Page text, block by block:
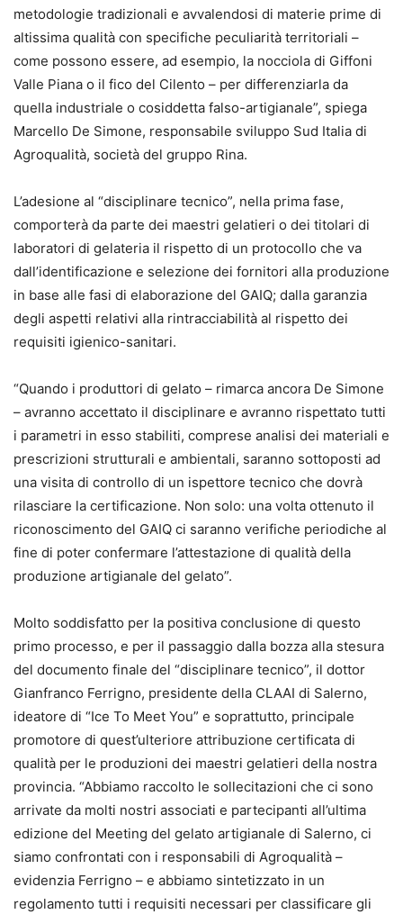
metodologie tradizionali e avvalendosi di materie prime di
altissima qualità con specifiche peculiarità territoriali –
come possono essere, ad esempio, la nocciola di Giffoni
Valle Piana o il fico del Cilento – per differenziarla da
quella industriale o cosiddetta falso-artigianale”, spiega
Marcello De Simone, responsabile sviluppo Sud Italia di
Agroqualità, società del gruppo Rina.
L’adesione al “disciplinare tecnico”, nella prima fase,
comporterà da parte dei maestri gelatieri o dei titolari di
laboratori di gelateria il rispetto di un protocollo che va
dall’identificazione e selezione dei fornitori alla produzione
in base alle fasi di elaborazione del GAIQ; dalla garanzia
degli aspetti relativi alla rintracciabilità al rispetto dei
requisiti igienico-sanitari.
“Quando i produttori di gelato – rimarca ancora De Simone
– avranno accettato il disciplinare e avranno rispettato tutti
i parametri in esso stabiliti, comprese analisi dei materiali e
prescrizioni strutturali e ambientali, saranno sottoposti ad
una visita di controllo di un ispettore tecnico che dovrà
rilasciare la certificazione. Non solo: una volta ottenuto il
riconoscimento del GAIQ ci saranno verifiche periodiche al
fine di poter confermare l’attestazione di qualità della
produzione artigianale del gelato”.
Molto soddisfatto per la positiva conclusione di questo
primo processo, e per il passaggio dalla bozza alla stesura
del documento finale del “disciplinare tecnico”, il dottor
Gianfranco Ferrigno, presidente della CLAAI di Salerno,
ideatore di “Ice To Meet You” e soprattutto, principale
promotore di quest’ulteriore attribuzione certificata di
qualità per le produzioni dei maestri gelatieri della nostra
provincia. “Abbiamo raccolto le sollecitazioni che ci sono
arrivate da molti nostri associati e partecipanti all’ultima
edizione del Meeting del gelato artigianale di Salerno, ci
siamo confrontati con i responsabili di Agroqualità –
evidenzia Ferrigno – e abbiamo sintetizzato in un
regolamento tutti i requisiti necessari per classificare gli